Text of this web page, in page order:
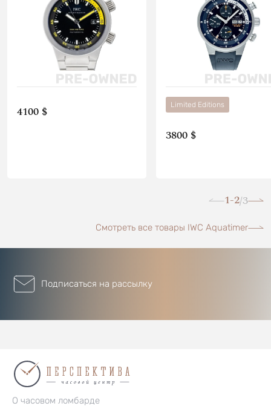
4100 $ Limited Editions
3800 $
1-2/3
Смотреть все товары IWC Aquatimer
Подписаться на рассылку
О часовом ломбарде